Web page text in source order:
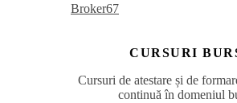
Broker67
CURSURI
Cursuri de atestare și de
continuă în domeniul